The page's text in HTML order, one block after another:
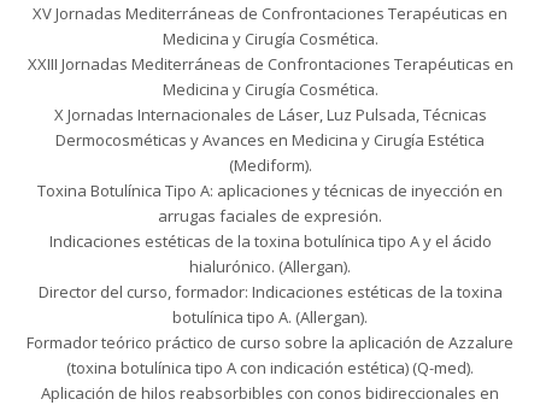
XV Jornadas Mediterráneas de Confrontaciones Terapéuticas en
Medicina y Cirugía Cosmética.
XXIII Jornadas Mediterráneas de Confrontaciones Terapéuticas en
Medicina y Cirugía Cosmética.
X Jornadas Internacionales de Láser, Luz Pulsada, Técnicas
Dermocosméticas y Avances en Medicina y Cirugía Estética
(Mediform).
Toxina Botulínica Tipo A: aplicaciones y técnicas de inyección en
arrugas faciales de expresión.
Indicaciones estéticas de la toxina botulínica tipo A y el ácido
hialurónico. (Allergan).
Director del curso, formador: Indicaciones estéticas de la toxina
botulínica tipo A. (Allergan).
Formador teórico práctico de curso sobre la aplicación de Azzalure
(toxina botulínica tipo A con indicación estética) (Q-med).
Aplicación de hilos reabsorbibles con conos bidireccionales en